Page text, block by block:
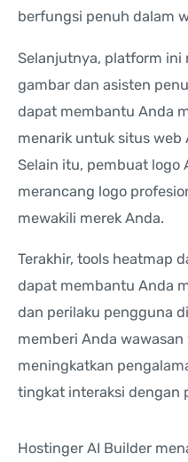
berfungsi penuh dalam
Selanjutnya, platform ini
gambar dan asisten
dapat membantu Anda
menarik untuk situs web
Selain itu, pembuat logo
merancang logo
mewakili merek Anda.
Terakhir, tools heatmap
dapat membantu Anda
dan perilaku pengguna
memberi Anda
meningkatkan
tingkat interaksi dengan
Hostinger AI Builder